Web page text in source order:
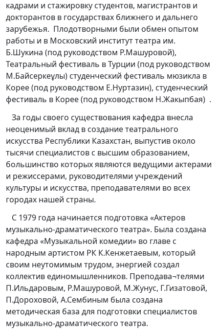
кадрами и стажировку студентов, магистрантов и
докторантов в государствах ближнего и дальнего
зарубежья. Плодотворными были обмен опытом
работы и в Московский институт театра им.
Б.Шукина (под руководством Р.Машуровой),
Театральный фестиваль в Турции (под руководством
М.Байсеркеұлы) студенческий фестиваль мюзикла в
Корее (под руководством Е.Нуртазин), студенческий
фестиваль в Корее (под руководством Н.Жакыпбая) .
За годы своего существования кафедра внесла
неоценимый вклад в создание театрального
искусства Республики Казахстан, выпустив около
тысячи специалистов с высшим образованием,
большинство которых являются ведущими актерами
и режиссерами, руководителями учреждений
культуры и искусства, преподавателями во всех
городах нашей страны.
С 1979 года начинается подготовка «Актеров
музыкально-драматического театра». Была создана
кафедра «Музыкальной комедии» во главе с
народным артистом РК К.Кенжетаевым, который
своим неутомимым трудом, энергией создал
коллектив единомышленников. Преподава¬телями
П.Ильдаровым, Р.Машуровой, М.Жунус, Г.Гизатовой,
П.Дороховой, А.Сембиным была создана
методическая база для подготовки специалистов
музыкально-драматического театра.